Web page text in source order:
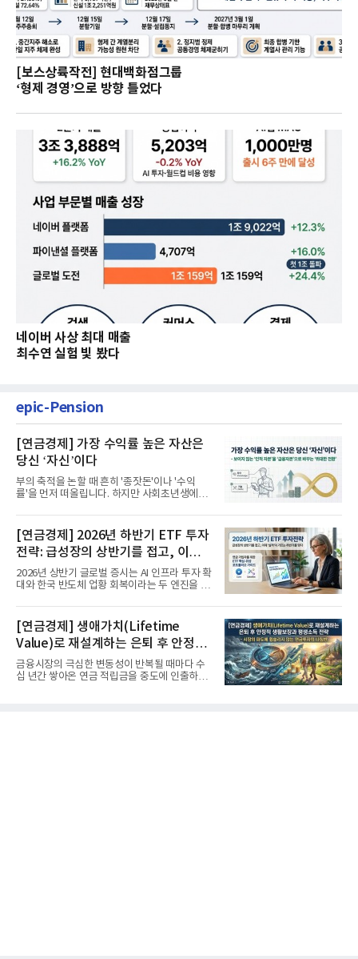
[보스상륙작전] 현대백화점그룹
‘형제 경영’으로 방향 틀었다
네이버 사상 최대 매출
최수연 실험 빛 봤다
epic-Pension
[연금경제] 가장 수익률 높은 자산은
당신 ‘자신’이다
부의 축적을 논할 때 흔히 '종잣돈'이나 '수익
률'을 먼저 떠올립니다. 하지만 사회초년생에게
[연금경제] 2026년 하반기 ETF 투자
전략: 급성장의 상반기를 접고, 이제
'실적'이 가르는 하반기를 맞다
2026년 상반기 글로벌 증시는 AI 인프라 투자 확
대와 한국 반도체 업황 회복이라는 두 엔진을 달
[연금경제] 생애가치(Lifetime
Value)로 재설계하는 은퇴 후 안정적
생활보장과 평생소득 전략
금융시장의 극심한 변동성이 반복될 때마다 수
십 년간 쌓아온 연금 적립금을 중도에 인출하거